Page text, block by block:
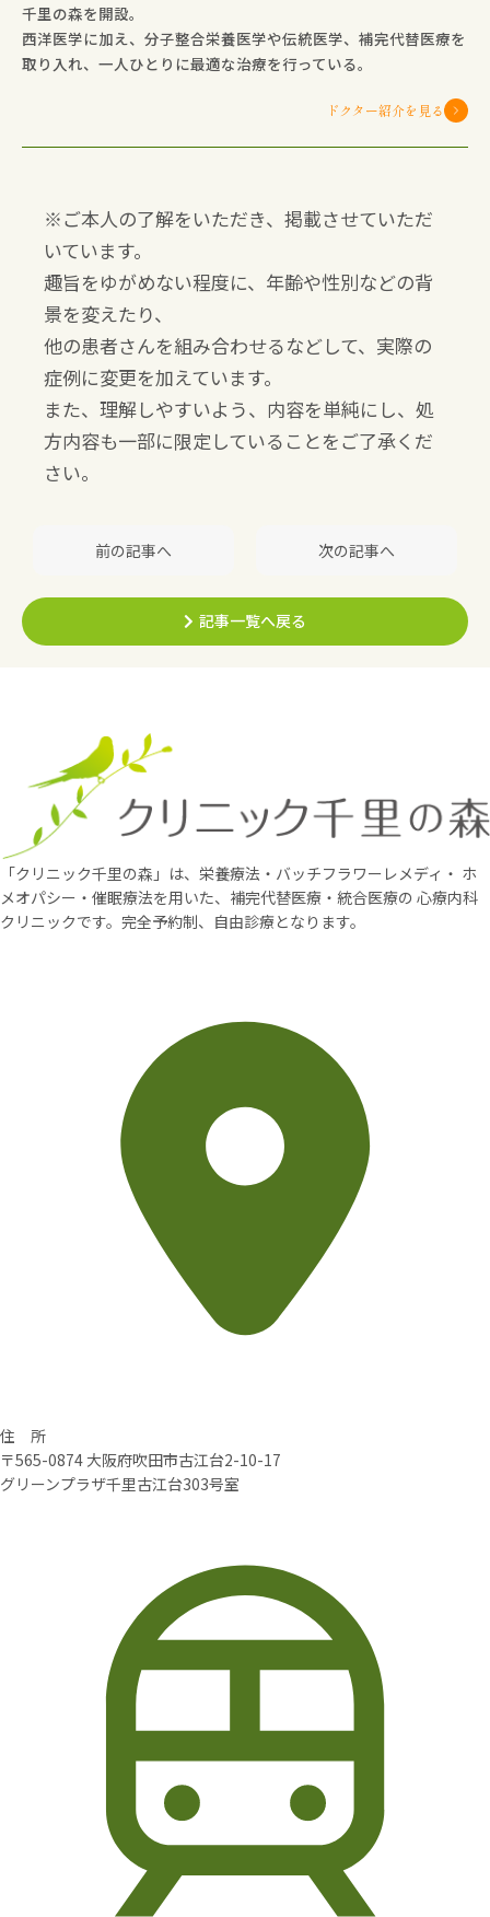
千里の森を開設。
西洋医学に加え、分子整合栄養医学や伝統医学、補完代替医療を
取り入れ、一人ひとりに最適な治療を行っている。
ドクター紹介を見る
※ご本人の了解をいただき、掲載させていただ
いています。
趣旨をゆがめない程度に、年齢や性別などの背
景を変えたり、
他の患者さんを組み合わせるなどして、実際の
症例に変更を加えています。
また、理解しやすいよう、内容を単純にし、処
方内容も一部に限定していることをご了承くだ
さい。
前の記事へ 次の記事へ
記事一覧へ戻る
「クリニック千里の森」は、栄養療法・バッチフラワーレメディ・ ホ
メオパシー・催眠療法を用いた、補完代替医療・統合医療の 心療内科
クリニックです。完全予約制、自由診療となります。
住 所
〒565-0874 大阪府吹田市古江台2-10-17
グリーンプラザ千里古江台303号室